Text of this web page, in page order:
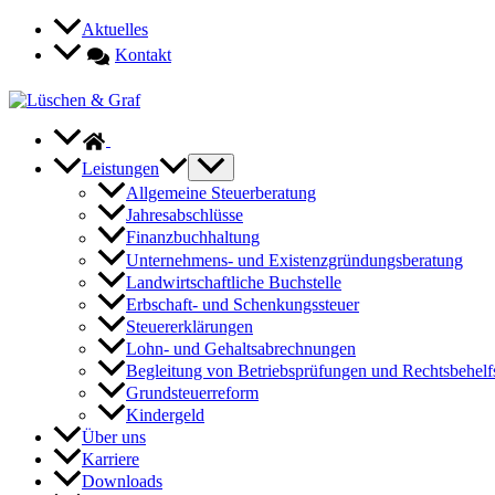
Zum
springen
Aktuelles
Kontakt
Leistungen
Allgemeine Steuerberatung
Jahresabschlüsse
Finanzbuchhaltung
Unternehmens- und Existenzgründungsberatung
Landwirtschaftliche Buchstelle
Erbschaft- und Schenkungssteuer
Steuererklärungen
Lohn- und Gehaltsabrechnungen
Begleitung von Betriebsprüfungen und
Grundsteuerreform
Kindergeld
Über uns
Karriere
Downloads